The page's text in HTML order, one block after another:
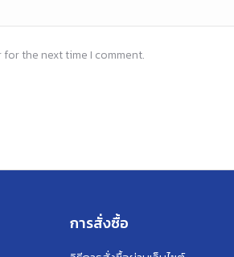
the next time I comment.
การสั่งซื้อ